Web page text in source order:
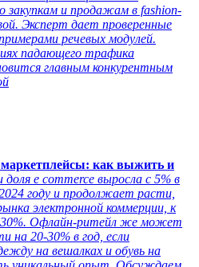
закупкам и продажам в fashion-
Эксперт дает проверенные
речевых модулей.
падающего трафика
главным конкурентным
как выжить и
доля e commerce выросла с 5% в
году и продолжает расти,
электронной коммерции, к
30%. Офлайн-ритейл же может
на 20-30% в год, если
на вешалках и обувь на